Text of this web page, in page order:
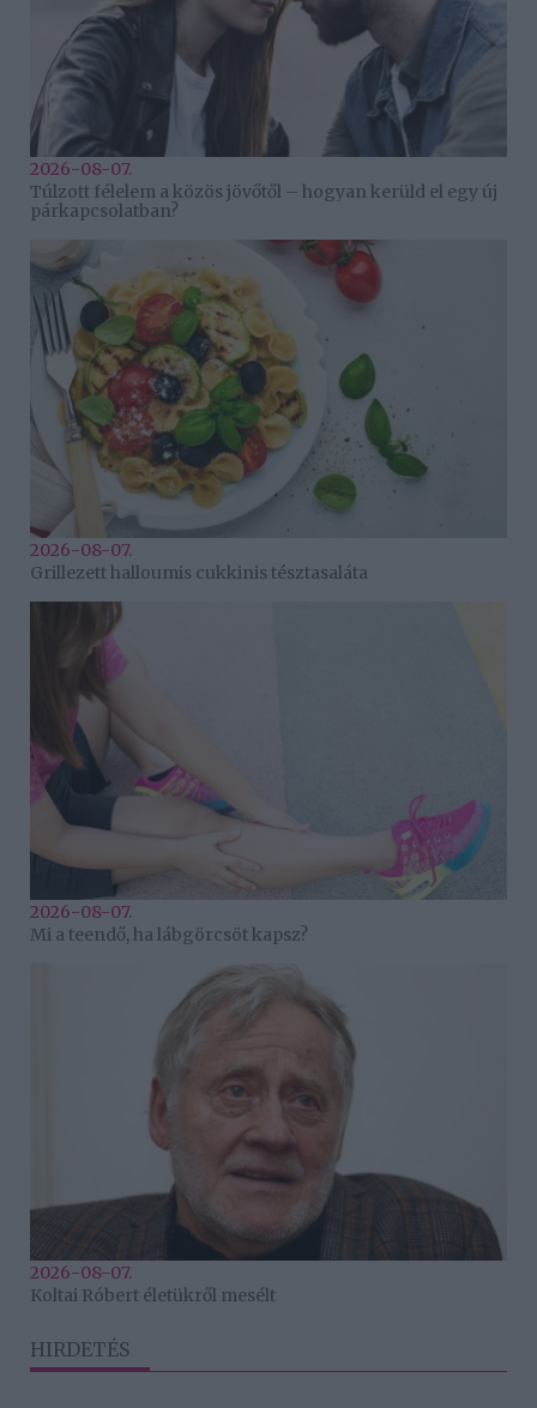
2026-08-07.
Túlzott félelem a közös jövőtől – hogyan kerüld el egy új
párkapcsolatban?
2026-08-07.
Grillezett halloumis cukkinis tésztasaláta
2026-08-07.
Mi a teendő, ha lábgörcsöt kapsz?
2026-08-07.
Koltai Róbert életükről mesélt
HIRDETÉS